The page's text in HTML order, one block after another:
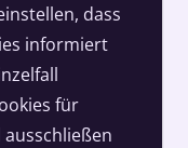
dass
informiert
für